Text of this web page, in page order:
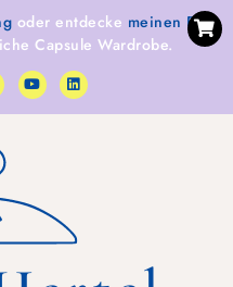
oder entdecke meinen E-
Capsule Wardrobe.